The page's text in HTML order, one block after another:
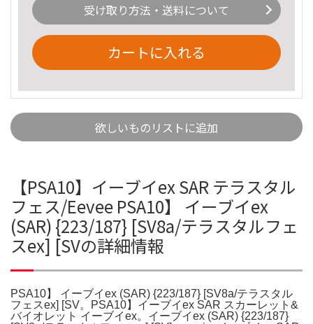
受け取り方法・送料について
カートに入れる
欲しいものリストに追加
【PSA10】イーブイex SAR テラスタル
フェス/Eevee PSA10】 イーブイex
(SAR) {223/187} [SV8a/テラスタルフェ
スex] [SVの詳細情報
PSA10】 イーブイex (SAR) {223/187} [SV8a/テラスタル
フェスex] [SV。PSA10】イーブイex SAR スカーレット&
バイオレット イーブイex。イーブイex (SAR) {223/187}